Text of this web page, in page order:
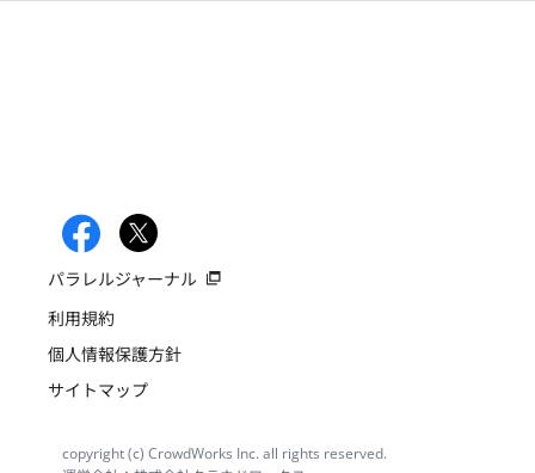
パラレルジャーナル
利用規約
個人情報保護方針
サイトマップ
copyright (c) CrowdWorks Inc. all rights reserved.